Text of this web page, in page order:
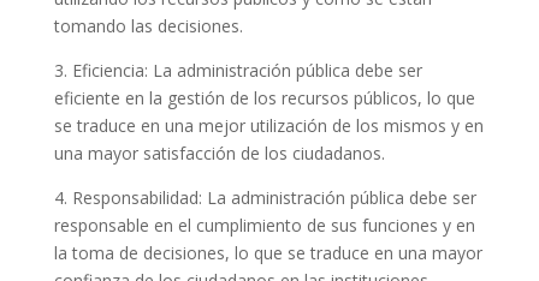
tomando las decisiones.
3. Eficiencia: La administración pública debe ser
eficiente en la gestión de los recursos públicos, lo que
se traduce en una mejor utilización de los mismos y en
una mayor satisfacción de los ciudadanos.
4. Responsabilidad: La administración pública debe ser
responsable en el cumplimiento de sus funciones y en
la toma de decisiones, lo que se traduce en una mayor